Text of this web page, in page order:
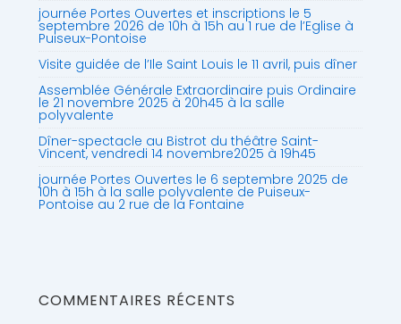
journée Portes Ouvertes et inscriptions le 5
septembre 2026 de 10h à 15h au 1 rue de l’Eglise à
Puiseux-Pontoise
Visite guidée de l’Ile Saint Louis le 11 avril, puis dîner
Assemblée Générale Extraordinaire puis Ordinaire
le 21 novembre 2025 à 20h45 à la salle
polyvalente
Dîner-spectacle au Bistrot du théâtre Saint-
Vincent, vendredi 14 novembre2025 à 19h45
journée Portes Ouvertes le 6 septembre 2025 de
10h à 15h à la salle polyvalente de Puiseux-
Pontoise au 2 rue de la Fontaine
COMMENTAIRES RÉCENTS